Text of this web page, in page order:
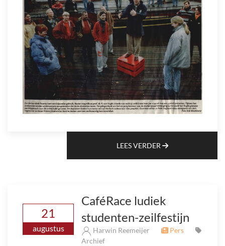
LEES VERDER
21
augustus
CaféRace ludiek
studenten-zeilfestijn
Harwin Reemeijer
Pers
Archief